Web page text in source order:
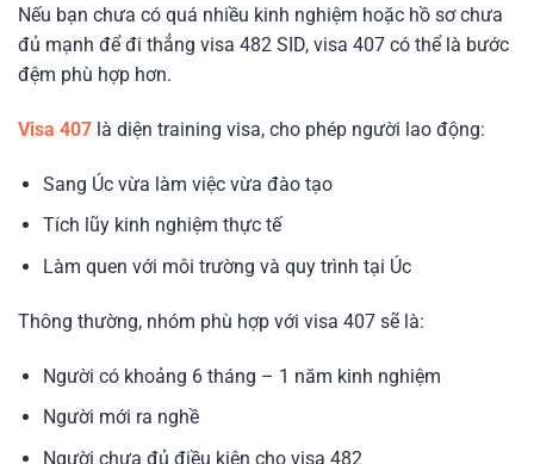
Nếu bạn chưa có quá nhiều kinh nghiệm hoặc hồ sơ chưa
đủ mạnh để đi thẳng visa 482 SID, visa 407 có thể là bước
đệm phù hợp hơn.
Visa 407 là diện training visa, cho phép người lao động:
Sang Úc vừa làm việc vừa đào tạo
Tích lũy kinh nghiệm thực tế
Làm quen với môi trường và quy trình tại Úc
Thông thường, nhóm phù hợp với visa 407 sẽ là:
Người có khoảng 6 tháng – 1 năm kinh nghiệm
Người mới ra nghề
Người chưa đủ điều kiện cho visa 482